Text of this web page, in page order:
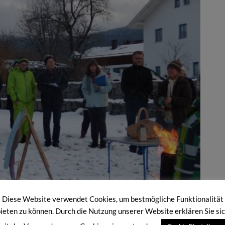
Diese Website verwendet Cookies, um bestmögliche Funktionalität
zu können. Durch die Nutzung unserer Website erklären Sie